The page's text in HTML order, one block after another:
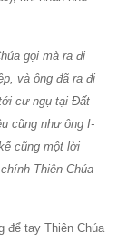
gọi mà ra đi
và ông đã ra đi
cư ngụ tại Đất
cũng như ông I-
cũng một lời
Thiên Chúa
để tay Thiên Chúa